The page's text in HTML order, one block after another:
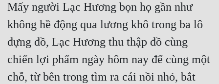
Mấy người Lạc Hương bọn họ gần như
không hề động qua lương khô trong ba lô
đựng đồ, Lạc Hương thu thập đồ cùng
chiến lợi phẩm ngày hôm nay để cùng một
chỗ, từ bên trong tìm ra cái nồi nhỏ, bắt